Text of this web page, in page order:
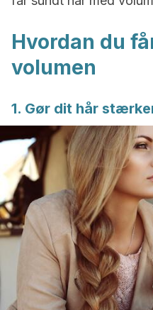
Hvordan du
volumen
1. Gør dit hår